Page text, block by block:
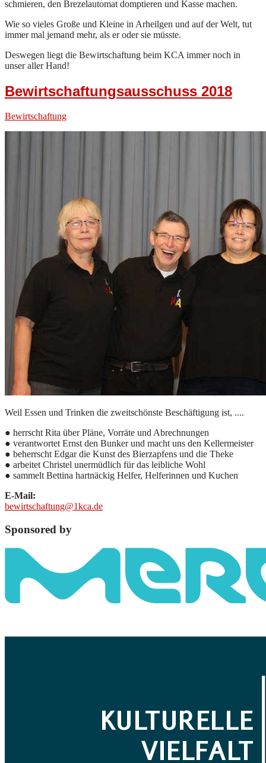
schmieren, den Brezelautomat domptieren und Kasse machen.
Wie so vieles Große und Kleine in Arheilgen und auf der Welt, tut
immer mal jemand mehr, als er oder sie müsste.
Deswegen liegt die Bewirtschaftung beim KCA immer noch in
unser aller Hand!
Bewirtschaftungsausschuss 2018
Bewirtschaftung
Weil Essen und Trinken die zweitschönste Beschäftigung ist, ....
● herrscht Rita über Pläne, Vorräte und Abrechnungen
● verantwortet Ernst den Bunker und macht uns den Kellermeister
● beherrscht Edgar die Kunst des Bierzapfens und die Theke
● arbeitet Christel unermüdlich für das leibliche Wohl
● sammelt Bettina hartnäckig Helfer, Helferinnen und Kuchen
E-Mail:
bewirtschaftung@1kca.de
Sponsored by